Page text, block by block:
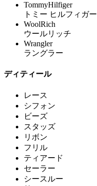
TommyHilfiger
トミー ヒルフィガー
WoolRich
ウールリッチ
Wrangler
ラングラー
ディティール
レース
シフォン
ビーズ
スタッズ
リボン
フリル
ティアード
セーラー
シースルー